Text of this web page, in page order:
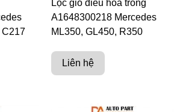
C217
Lọc gió điều hoà trong
A1648300218 Mercedes
ML350, GL450, R350
Liên hệ